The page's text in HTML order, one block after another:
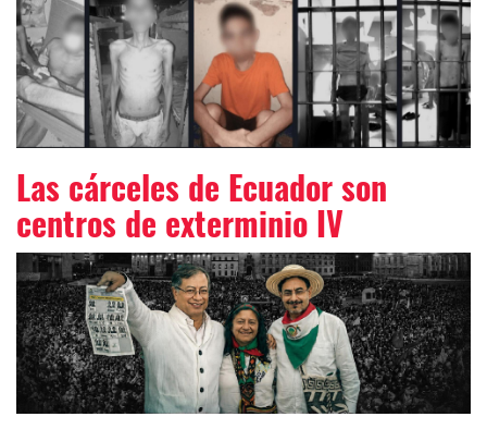
Las cárceles de Ecuador son
centros de exterminio IV